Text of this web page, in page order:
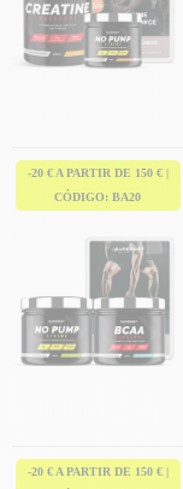
-20 € A PARTIR DE 150 € |
CÓDIGO: BA20
-20 € A PARTIR DE 150 € |